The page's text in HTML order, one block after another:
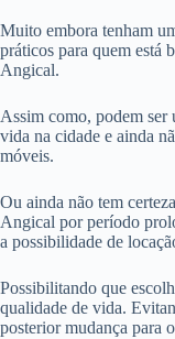
Muito embora tenham
práticos para quem está
Angical.
Assim como, podem ser
vida na cidade e ainda
móveis.
Ou ainda não tem
Angical por período
a possibilidade de
Possibilitando que
qualidade de vida.
posterior mudança para